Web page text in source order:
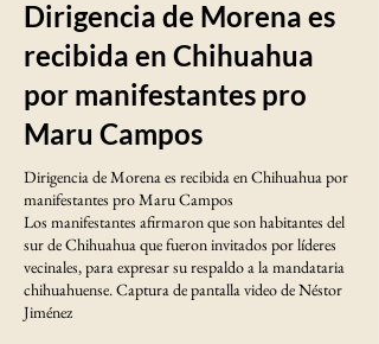
Dirigencia de Morena es
recibida en Chihuahua
por manifestantes pro
Maru Campos
Dirigencia de Morena es recibida en Chihuahua por
manifestantes pro Maru Campos
Los manifestantes afirmaron que son habitantes del
sur de Chihuahua que fueron invitados por líderes
vecinales, para expresar su respaldo a la mandataria
chihuahuense. Captura de pantalla video de Néstor
Jiménez